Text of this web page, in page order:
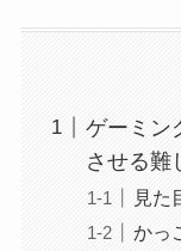
ゲーミン
させる難
見た
かっ